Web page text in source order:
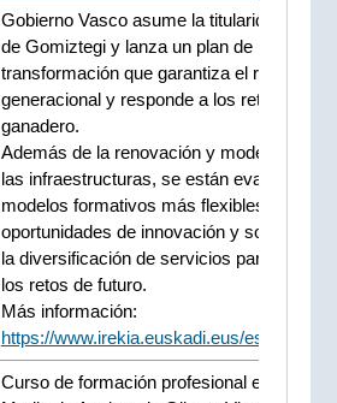
Gobierno Vasco asume la titularidad
de Gomiztegi y lanza un plan de
transformación que garantiza el relevo
generacional y responde a los retos del
ganadero.
Además de la renovación y
las infraestructuras, se están evaluando
modelos formativos más flexibles, nuevas
oportunidades de innovación y
la diversificación de servicios para
los retos de futuro.
Más información:
https://www.irekia.euskadi.eus/es/news/
Curso de formación profesional en el